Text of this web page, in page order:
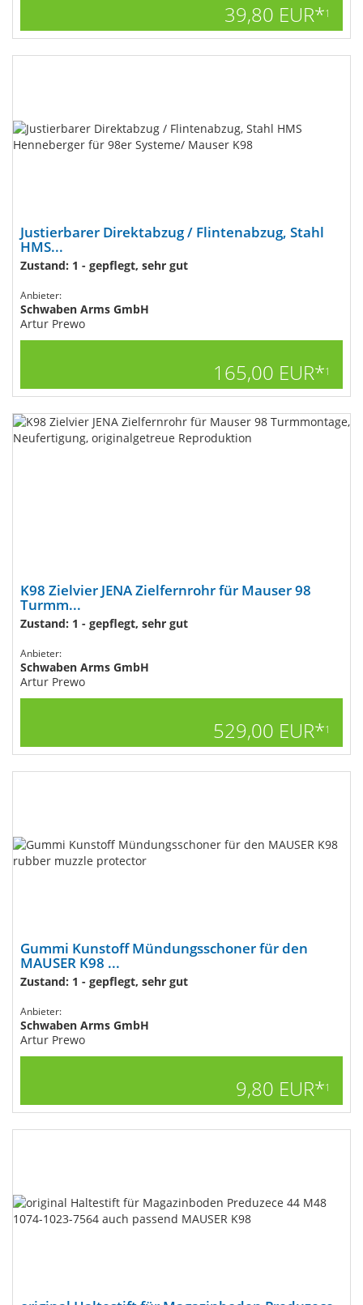
39,80 EUR*1
Justierbarer Direktabzug / Flintenabzug, Stahl
HMS...
Zustand: 1 - gepflegt, sehr gut
Anbieter:
Schwaben Arms GmbH
Artur Prewo
165,00 EUR*1
K98 Zielvier JENA Zielfernrohr für Mauser 98
Turmm...
Zustand: 1 - gepflegt, sehr gut
Anbieter:
Schwaben Arms GmbH
Artur Prewo
529,00 EUR*1
Gummi Kunstoff Mündungsschoner für den
MAUSER K98 ...
Zustand: 1 - gepflegt, sehr gut
Anbieter:
Schwaben Arms GmbH
Artur Prewo
9,80 EUR*1